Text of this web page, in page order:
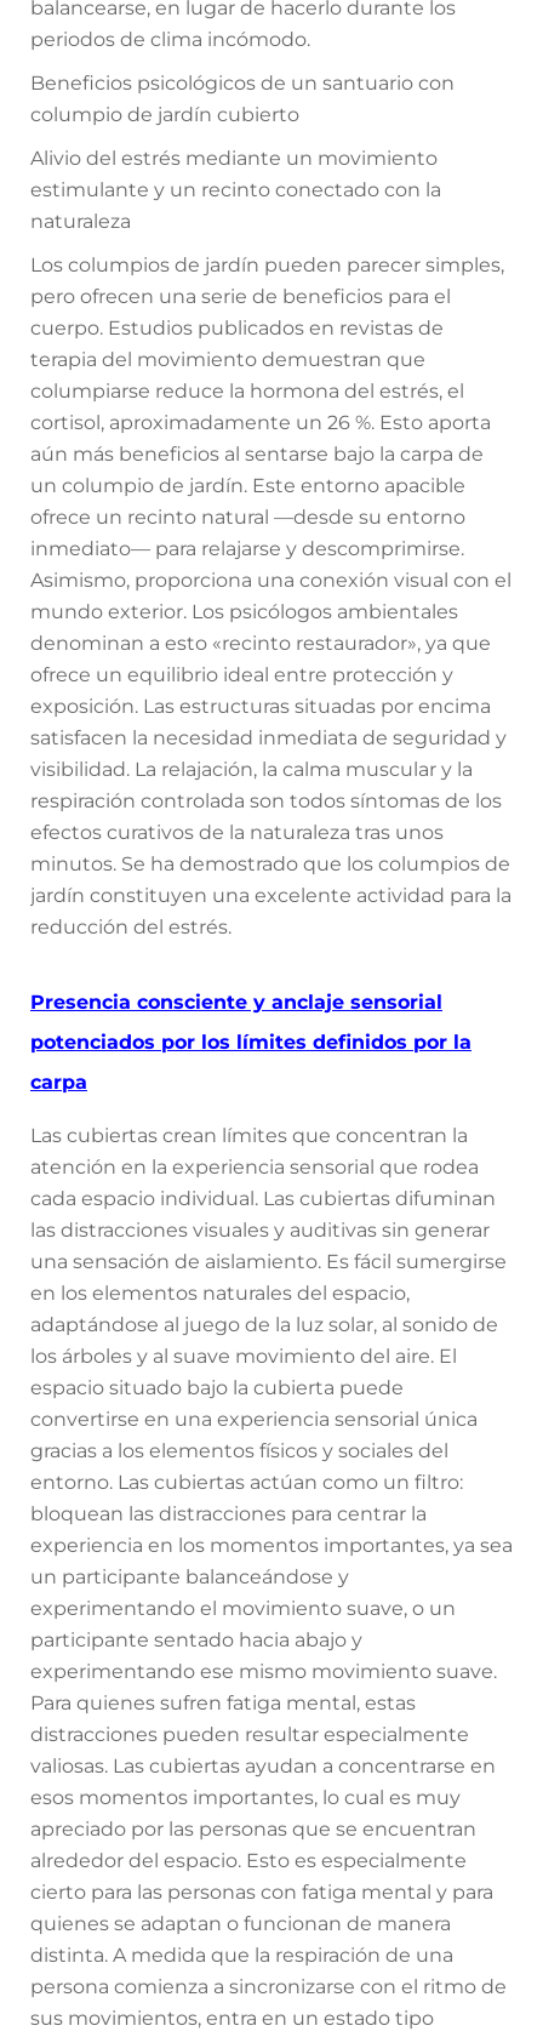
balancearse, en lugar de hacerlo durante los
periodos de clima incómodo.
Beneficios psicológicos de un santuario con
columpio de jardín cubierto
Alivio del estrés mediante un movimiento
estimulante y un recinto conectado con la
naturaleza
Los columpios de jardín pueden parecer simples,
pero ofrecen una serie de beneficios para el
cuerpo. Estudios publicados en revistas de
terapia del movimiento demuestran que
columpiarse reduce la hormona del estrés, el
cortisol, aproximadamente un 26 %. Esto aporta
aún más beneficios al sentarse bajo la carpa de
un columpio de jardín. Este entorno apacible
ofrece un recinto natural —desde su entorno
inmediato— para relajarse y descomprimirse.
Asimismo, proporciona una conexión visual con el
mundo exterior. Los psicólogos ambientales
denominan a esto «recinto restaurador», ya que
ofrece un equilibrio ideal entre protección y
exposición. Las estructuras situadas por encima
satisfacen la necesidad inmediata de seguridad y
visibilidad. La relajación, la calma muscular y la
respiración controlada son todos síntomas de los
efectos curativos de la naturaleza tras unos
minutos. Se ha demostrado que los columpios de
jardín constituyen una excelente actividad para la
reducción del estrés.
Presencia consciente y anclaje sensorial
potenciados por los límites definidos por la
carpa
Las cubiertas crean límites que concentran la
atención en la experiencia sensorial que rodea
cada espacio individual. Las cubiertas difuminan
las distracciones visuales y auditivas sin generar
una sensación de aislamiento. Es fácil sumergirse
en los elementos naturales del espacio,
adaptándose al juego de la luz solar, al sonido de
los árboles y al suave movimiento del aire. El
espacio situado bajo la cubierta puede
convertirse en una experiencia sensorial única
gracias a los elementos físicos y sociales del
entorno. Las cubiertas actúan como un filtro:
bloquean las distracciones para centrar la
experiencia en los momentos importantes, ya sea
un participante balanceándose y
experimentando el movimiento suave, o un
participante sentado hacia abajo y
experimentando ese mismo movimiento suave.
Para quienes sufren fatiga mental, estas
distracciones pueden resultar especialmente
valiosas. Las cubiertas ayudan a concentrarse en
esos momentos importantes, lo cual es muy
apreciado por las personas que se encuentran
alrededor del espacio. Esto es especialmente
cierto para las personas con fatiga mental y para
quienes se adaptan o funcionan de manera
distinta. A medida que la respiración de una
persona comienza a sincronizarse con el ritmo de
sus movimientos, entra en un estado tipo